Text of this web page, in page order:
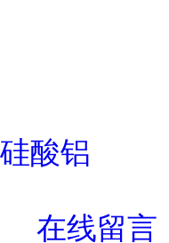
硅酸铝
在线留言